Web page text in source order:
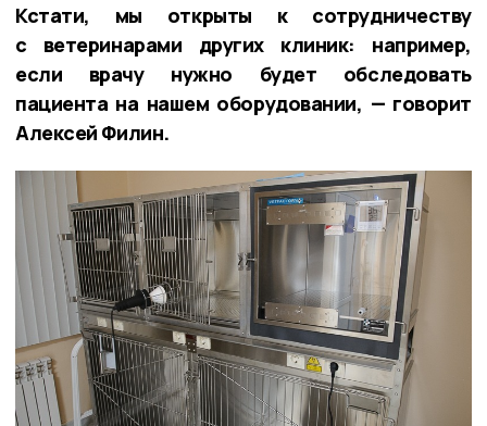
Кстати, мы открыты к сотрудничеству
с ветеринарами других клиник: например,
если врачу нужно будет обследовать
пациента на нашем оборудовании, — говорит
Алексей Филин.